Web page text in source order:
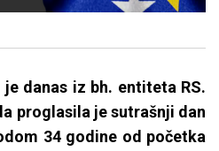
danas iz bh. entiteta RS.
proglasila je sutrašnji dan
34 godine od početka